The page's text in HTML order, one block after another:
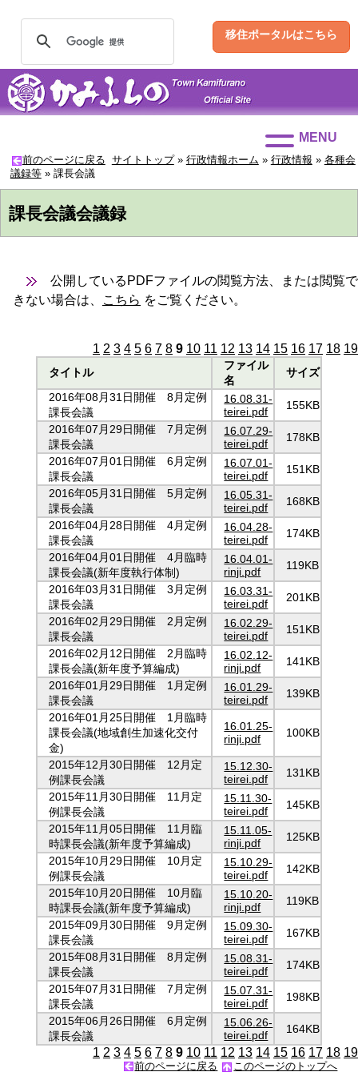
移住ポータルはこちら
MENU
前のページに戻る サイトトップ» 行政情報ホーム » 行政情報 » 各種会
議録等» 課長会議
課長会議会議録
公開しているPDFファイルの閲覧方法、または閲覧で
きない場合は、
こちら をご覧ください。
1 2 3 4 5 6 7 8 9 10 11 12 13 14 15 16 17 18 19
タイトル
ファイル
名
サイズ
2016年08月31日開催 8月定例
課長会議
16.08.31-
teirei.pdf
155KB
2016年07月29日開催 7月定例
課長会議
16.07.29-
teirei.pdf
178KB
2016年07月01日開催 6月定例
課長会議
16.07.01-
teirei.pdf
151KB
2016年05月31日開催 5月定例
課長会議
16.05.31-
teirei.pdf
168KB
2016年04月28日開催 4月定例
課長会議
16.04.28-
teirei.pdf
174KB
2016年04月01日開催 4月臨時
課長会議(新年度執行体制)
16.04.01-
rinji.pdf
119KB
2016年03月31日開催 3月定例
課長会議
16.03.31-
teirei.pdf
201KB
2016年02月29日開催 2月定例
課長会議
16.02.29-
teirei.pdf
151KB
2016年02月12日開催 2月臨時
課長会議(新年度予算編成)
16.02.12-
rinji.pdf
141KB
2016年01月29日開催 1月定例
課長会議
16.01.29-
teirei.pdf
139KB
2016年01月25日開催 1月臨時
課長会議(地域創生加速化交付
金)
16.01.25-
rinji.pdf
100KB
2015年12月30日開催 12月定
例課長会議
15.12.30-
teirei.pdf
131KB
2015年11月30日開催 11月定
例課長会議
15.11.30-
teirei.pdf
145KB
2015年11月05日開催 11月臨
時課長会議(新年度予算編成)
15.11.05-
rinji.pdf
125KB
2015年10月29日開催 10月定
例課長会議
15.10.29-
teirei.pdf
142KB
2015年10月20日開催 10月臨
時課長会議(新年度予算編成)
15.10.20-
rinji.pdf
119KB
2015年09月30日開催 9月定例
課長会議
15.09.30-
teirei.pdf
167KB
2015年08月31日開催 8月定例
課長会議
15.08.31-
teirei.pdf
174KB
2015年07月31日開催 7月定例
課長会議
15.07.31-
teirei.pdf
198KB
2015年06月26日開催 6月定例
課長会議
15.06.26-
teirei.pdf
164KB
1 2 3 4 5 6 7 8 9 10 11 12 13 14 15 16 17 18 19
前のページに戻る このページのトップへ